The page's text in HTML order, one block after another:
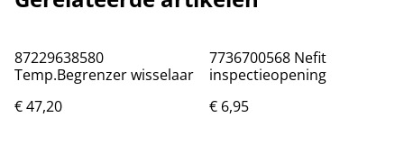
87229638580
Temp.Begrenzer wisselaar
€ 47,20
7736700568 Nefit
inspectieopening
€ 6,95